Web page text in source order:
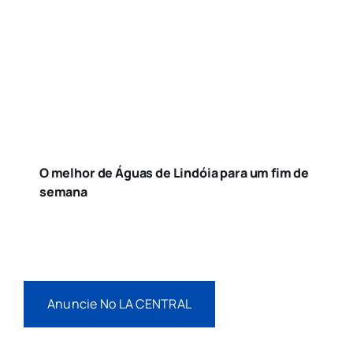
O melhor de Águas de Lindóia para um fim de
semana
Anuncie No LA CENTRAL